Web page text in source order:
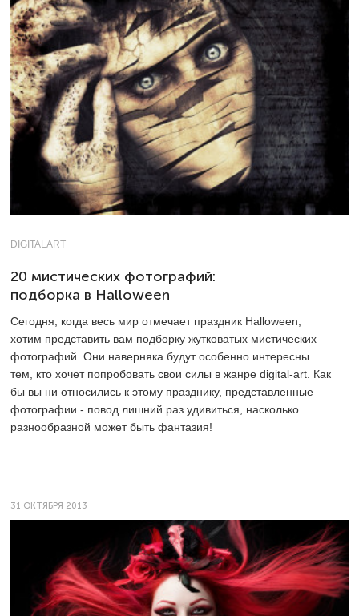
DIGITALART
20 мистических фотографий:
подборка в Halloween
Сегодня, когда весь мир отмечает праздник Halloween,
хотим представить вам подборку жутковатых мистических
фотографий. Они наверняка будут особенно интересны
тем, кто хочет попробовать свои силы в жанре digital-art. Как
бы вы ни относились к этому празднику, представленные
фотографии - повод лишний раз удивиться, насколько
разнообразной может быть фантазия!
31 ОКТЯБРЯ 2013